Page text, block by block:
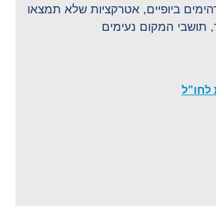
ביופיים, אטרקציות שלא תמצאו
המקום נעימים